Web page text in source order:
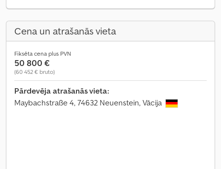
Cena un atrašanās vieta
Fiksēta cena plus PVN
50 800 €
(60 452 € bruto)
Pārdevēja atrašanās vieta:
Maybachstraße 4, 74632 Neuenstein, Vācija